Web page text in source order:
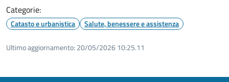
Categorie:
Catasto e urbanistica Salute, benessere e assistenza
Ultimo aggiornamento: 20/05/2026 10:25.11